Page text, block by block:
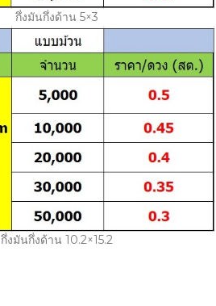
กึ่งมันกึ่งด้าน 5×3
กึ่งมันกึ่งด้าน 10.2×15.2